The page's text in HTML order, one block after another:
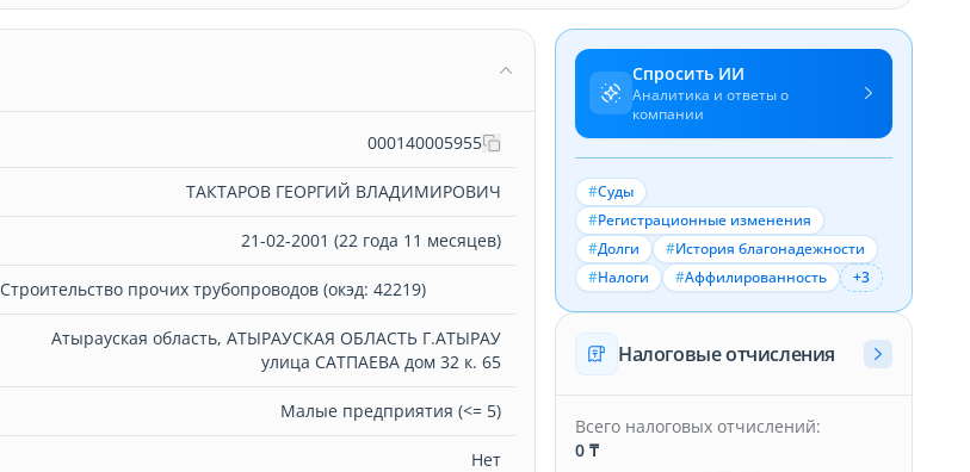
000140005955
ТАКТАРОВ ГЕОРГИЙ ВЛАДИМИРОВИЧ
21-02-2001 (22 года 11 месяцев)
Строительство прочих трубопроводов (окэд: 42219)
Атырауская область, АТЫРАУСКАЯ ОБЛАСТЬ Г.АТЫРАУ
улица САТПАЕВА дом 32 к. 65
Малые предприятия (<= 5)
Нет
Спросить ИИ
Аналитика и ответы о
компании
#Суды
#Регистрационные изменения
#Долги #История благонадежности
#Налоги #Аффилированность +3
Налоговые отчисления
Всего налоговых отчислений:
0 ₸